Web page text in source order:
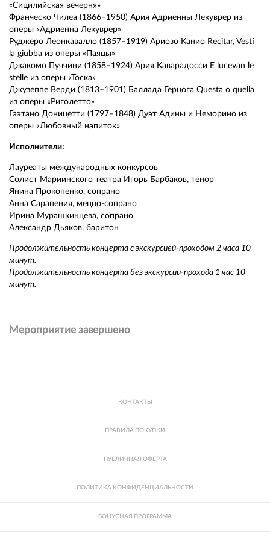
«Сицилийская вечерня»
Франческо Чилеа (1866–1950) Ария Адриенны Лекуврер из
оперы «Адриенна Лекуврер»
Руджеро Леонкавалло (1857–1919) Ариозо Канио Recitar, Vesti
la giubba из оперы «Паяцы»
Джакомо Пуччини (1858–1924) Ария Каварадосси E lucevan le
stelle из оперы «Тоска»
Джузеппе Верди (1813–1901) Баллада Герцога Questa o quella
из оперы «Риголетто»
Гаэтано Доницетти (1797–1848) Дуэт Адины и Неморино из
оперы «Любовный напиток»
Исполнители:
Лауреаты международных конкурсов
Солист Мариинского театра Игорь Барбаков, тенор
Янина Прокопенко, сопрано
Анна Сарапения, меццо-сопрано
Ирина Мурашкинцева, сопрано
Александр Дьяков, баритон
Продолжительность концерта с экскурсией-проходом 2 часа 10
минут.
Продолжительность концерта без экскурсии-прохода 1 час 10
минут.
Мероприятие завершено
КОНТАКТЫ
ПРАВИЛА ПОКУПКИ
ПУБЛИЧНАЯ ОФЕРТА
ПОЛИТИКА КОНФИДЕНЦИАЛЬНОСТИ
БОНУСНАЯ ПРОГРАММА